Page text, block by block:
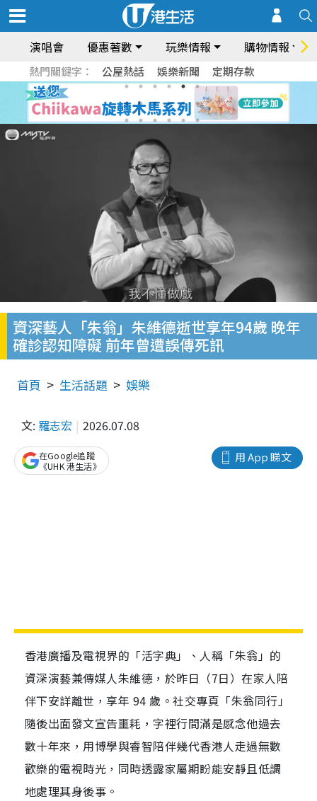
演唱會 優惠著數 玩樂情報 購物情報
熱門關鍵字： 公屋熱話 娛樂新聞 定期存款
資深藝人「朱翁」朱維德逝世享年94歲 晚年
確診認知障礙 前年曾遭誤傳死訊
首頁 生活話題 娛樂
文: 羅志宏 2026.07.08
用 App 睇文
在Google追蹤
《UHK 港生活》
香港廣播及電視界的「活字典」、人稱「朱翁」的
資深演藝兼傳媒人朱維德，於昨日（7日）在家人陪
伴下安詳離世，享年 94 歲。社交專頁「朱翁同行」
隨後出面發文宣告噩耗，字裡行間滿是感念他過去
數十年來，用博學與睿智陪伴幾代香港人走過無數
歡樂的電視時光，同時透露家屬期盼能安靜且低調
地處理其身後事。